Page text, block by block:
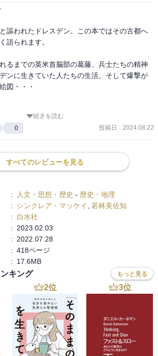
意味があるわけでもない街を爆撃することに
のあたりは当時から連合国側でも異論もあっ
とは決まり、爆撃は行われた。
立公文書館に保管された、多くの人々の日
をもとに、爆撃の一夜とその前後を描き出す
のの姿である。
防空壕で難を逃れることは可能だったろう。
、何度にも分け、大量の爆弾が投下され、地
た。片付けのために地上に出た人は炎にまか
いてさえ焼け死んだ。大気中の酸素が減り、
倒れた人、壕の中で窒息した人も多い。
のためか、大気中に漂っていた有毒物質のた
た人もいる。
３度目の爆撃で、機銃掃射を受けたと証言し
だ。攻撃してくる兵士の顔まで見えたという
の著者も）によれば、爆撃機が飛ぶ高度と速
は現実的ではなく、兵士はガスマスクを着け
が見えることもありえない、というのだ。し
者の思い違いであろう、というのだが。
見えるのだろうか。
にせよ、どこかざらりとしたものが残るエピ
謳われたドレスデン。この本ではその古都へ
語られます。
るまでの英米首脳部の葛藤、兵士たちの精神
ンに生きていた人たちの生活。そして爆撃が
図・・・
歴史を学べば学ぶほど恐怖を感じています。
る世界がどうなるのか、改めてこの本を読ん
りました。
た日本にとってもこの本で提起されている問
ているのではないでしょうか。
続きを読む
0 投稿日 : 2024.08.22
すべてのレビューを見る
: 人文・思想・歴史 - 歴史・地理
: シンクレア・マッケイ
若林美佐知
:
白水社
:
2023.02.03
:
2022.07.28
: 418ページ
: 17.6MB
キング もっと見る
2位 3位